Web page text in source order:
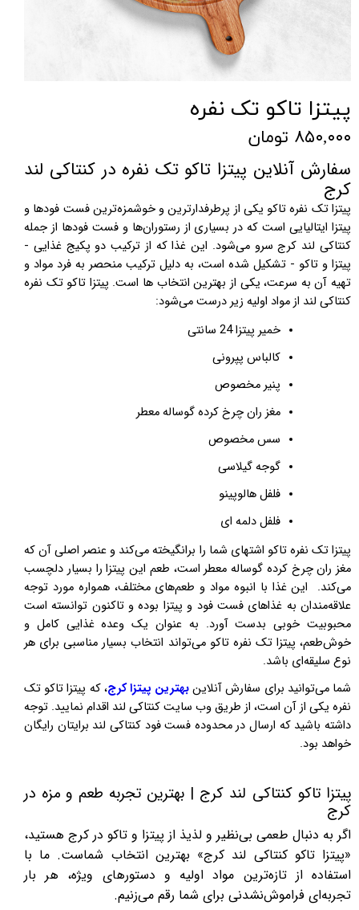
پیتزا تاکو تک نفره
۸۵۰,۰۰۰ تومان
سفارش آنلاین پیتزا تاکو تک نفره در کنتاکی لند
کرج
پیتزا تک نفره تاکو یکی از پرطرفدارترین و خوشمزه‌ترین فست فودها و
پیتزا ایتالیایی است که در بسیاری از رستوران‌ها و فست فودها از جمله
کنتاکی لند کرج سرو می‌شود. این غذا که از ترکیب دو پکیج غذایی -
پیتزا و تاکو - تشکیل شده است، به دلیل ترکیب منحصر به فرد مواد و
تهیه آن به سرعت، یکی از بهترین انتخاب ها است. پیتزا تاکو تک نفره
کنتاکی لند از مواد اولیه زیر درست می‌شود:
خمیر پیتزا 24 سانتی
کالباس پپرونی
پنیر مخصوص
مغز ران چرخ کرده گوساله معطر
سس مخصوص
گوجه گیلاسی
فلفل هالوپینو
فلفل دلمه ای
پیتزا تک نفره تاکو اشتهای شما را برانگیخته می‌کند و عنصر اصلی آن که
مغز ران چرخ کرده گوساله معطر است، طعم این پیتزا را بسیار دلچسب
می‌کند. این غذا با انبوه مواد و طعم‌های مختلف، همواره مورد توجه
علاقه‌مندان به غذاهای فست فود و پیتزا بوده و تاکنون توانسته است
محبوبیت خوبی بدست آورد. به عنوان یک وعده غذایی کامل و
خوش‌طعم، پیتزا تک نفره تاکو می‌تواند انتخاب بسیار مناسبی برای هر
نوع سلیقه‌ای باشد.
شما می‌توانید برای سفارش آنلاینبهترین پیتزا کرج، که پیتزا تاکو تک
نفره یکی از آن است، از طریق وب سایت کنتاکی لند اقدام نمایید. توجه
داشته باشید که ارسال در محدوده فست فود کنتاکی لند برایتان رایگان
خواهد بود.
پیتزا تاکو کنتاکی لند کرج | بهترین تجربه طعم و مزه در
کرج
اگر به دنبال طعمی بی‌نظیر و لذیذ از پیتزا و تاکو در کرج هستید،
«پیتزا تاکو کنتاکی لند کرج» بهترین انتخاب شماست. ما با
استفاده از تازه‌ترین مواد اولیه و دستورهای ویژه، هر بار
تجربه‌ای فراموش‌نشدنی برای شما رقم می‌زنیم.